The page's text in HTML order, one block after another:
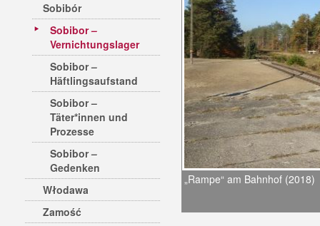
Sobibór
Sobibor –
Vernichtungslager
Sobibor –
Häftlingsaufstand
Sobibor –
Täter*innen und
Prozesse
Sobibor –
Gedenken
Włodawa
Zamość
„Rampe“ am Bahnhof (2018)